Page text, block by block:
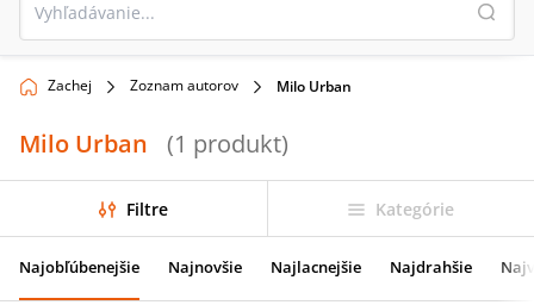
Zachej Zoznam autorov Milo Urban
Milo Urban (1 produkt)
Filtre Kategórie
Najobľúbenejšie Najnovšie Najlacnejšie Najdrahšie